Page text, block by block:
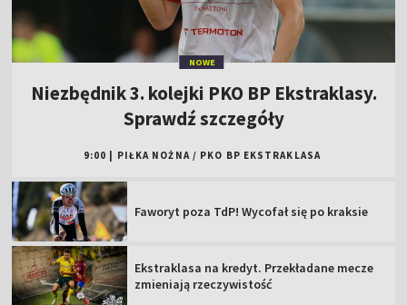
NOWE
Niezbędnik 3. kolejki PKO BP Ekstraklasy.
Sprawdź szczegóły
9:00 PIŁKA NOŻNA / PKO BP EKSTRAKLASA
Faworyt poza TdP! Wycofał się po kraksie
Ekstraklasa na kredyt. Przekładane mecze
zmieniają rzeczywistość